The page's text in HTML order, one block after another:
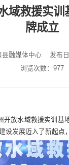
域救援实训
牌成立
县融媒体中心
发布
浏览次数： 977
开放水域救援实训基
设发展迈入了新起点